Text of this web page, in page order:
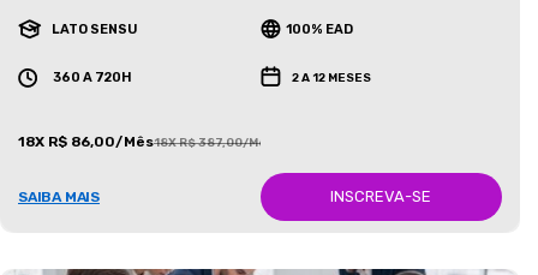
LATO SENSU 100% EAD
360 A 720H 2 A 12 MESES
18X R$ 86,00/Mês18X R$ 387,00/Mês
SAIBA MAIS INSCREVA-SE